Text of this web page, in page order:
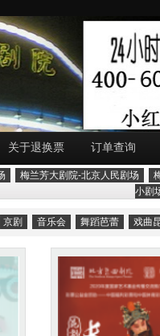
关于退换票 订单查询
梅兰芳大剧院-北京人民剧场
小剧
京剧 音乐会 舞蹈芭蕾 戏曲